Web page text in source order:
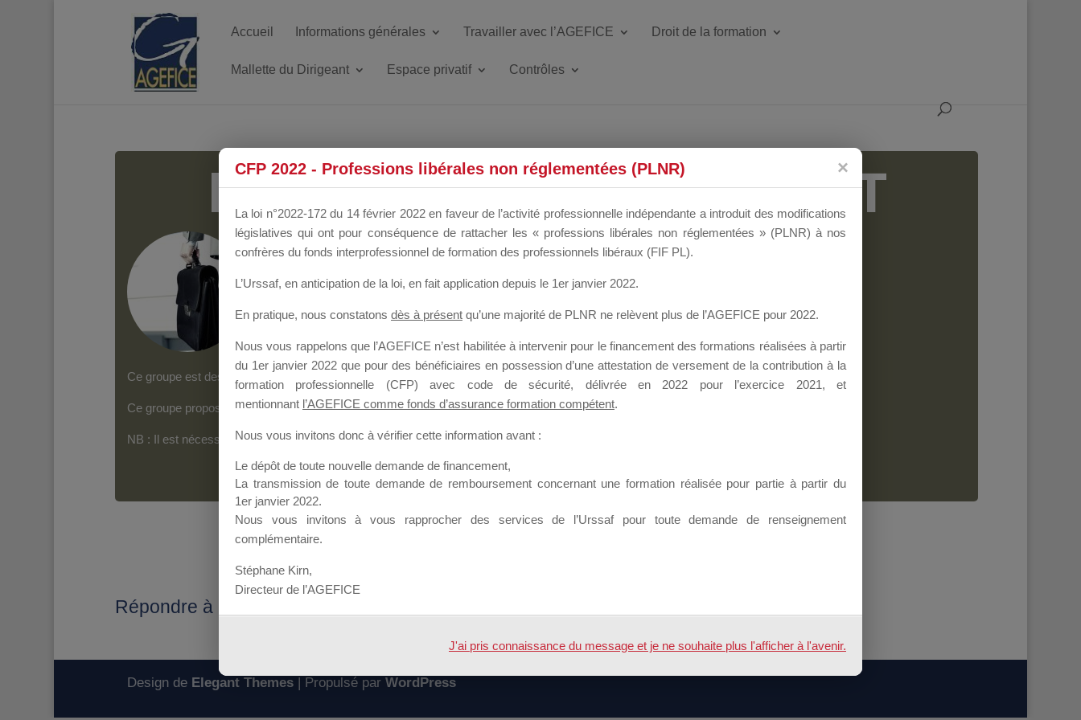
Accueil Informations générales Travailler avec l’AGEFICE Droit de la formation
Mallette du Dirigeant Espace privatif Contrôles
MALLETTE DU DIRIGEANT
Groupe Public il y a un mois
Ce groupe est destiné aux Organismes de Formation qui souhaitent répondre à l’Appel à Propositions Mallette du Dirigeant.
Ce groupe propose un forum dédié au support sur lequel il est possible de laisser un message ou poser une question.
NB : Il est nécessaire d’êtreinscrit(e)pour pouvoir rejoindre ce groupe
Répondre à : Attestation CFP
Design de Elegant Themes| Propulsé par WordPress
CFP 2022 - Professions libérales non réglementées (PLNR)
La loi n°2022-172 du 14 février 2022 en faveur de l’activité professionnelle indépendante a introduit des modifications
législatives qui ont pour conséquence de rattacher les « professions libérales non réglementées » (PLNR) à nos
confrères du fonds interprofessionnel de formation des professionnels libéraux (FIF PL).
L’Urssaf, en anticipation de la loi, en fait application depuis le 1er janvier 2022.
En pratique, nous constatons dès à présent qu’une majorité de PLNR ne relèvent plus de l’AGEFICE pour 2022.
Nous vous rappelons que l’AGEFICE n’est habilitée à intervenir pour le financement des formations réalisées à partir
du 1er janvier 2022 que pour des bénéficiaires en possession d’une attestation de versement de la contribution à la
formation professionnelle (CFP) avec code de sécurité, délivrée en 2022 pour l’exercice 2021, et
mentionnant l’AGEFICE comme fonds d’assurance formation compétent.
Nous vous invitons donc à vérifier cette information avant :
Le dépôt de toute nouvelle demande de financement,
La transmission de toute demande de remboursement concernant une formation réalisée pour partie à partir du
1er janvier 2022.
Nous vous invitons à vous rapprocher des services de l’Urssaf pour toute demande de renseignement
complémentaire.
Stéphane Kirn,
Directeur de l’AGEFICE
J'ai pris connaissance du message et je ne souhaite plus l'afficher à l'avenir.